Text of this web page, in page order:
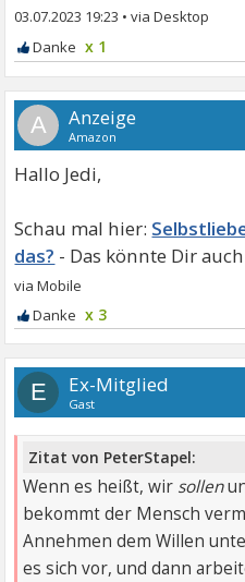
03.07.2023 19:23 •
x 1
A
Hallo Jedi,
das?
x 3
E Ex-Mitglied
Gast
Zitat von PeterStapel:
Wenn es heißt, wir sollen
bekommt der Mensch
Annehmen dem Willen
es sich vor, und dann